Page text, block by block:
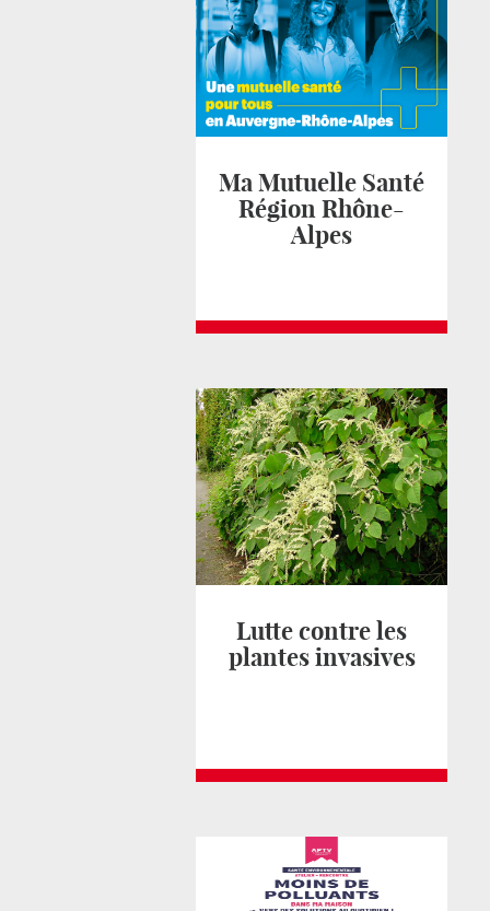
Ma Mutuelle Santé
Région Rhône-
Alpes
Lutte contre les
plantes invasives